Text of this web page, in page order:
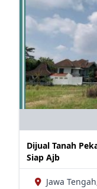
Dijual Tanah
Siap Ajb
Jawa